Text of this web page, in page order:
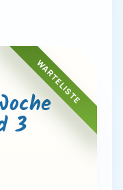
WARTELISTE
3